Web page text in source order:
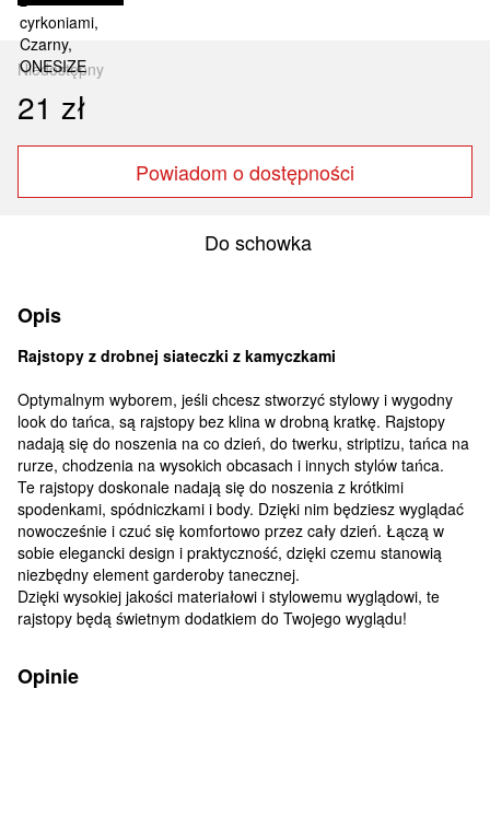
Niedostępny
21 zł
Powiadom o dostępności
Do schowka
Opis
Rajstopy z drobnej siateczki z kamyczkami
Optymalnym wyborem, jeśli chcesz stworzyć stylowy i wygodny
look do tańca, są rajstopy bez klina w drobną kratkę. Rajstopy
nadają się do noszenia na co dzień, do twerku, striptizu, tańca na
rurze, chodzenia na wysokich obcasach i innych stylów tańca.
Te rajstopy doskonale nadają się do noszenia z krótkimi
spodenkami, spódniczkami i body. Dzięki nim będziesz wyglądać
nowocześnie i czuć się komfortowo przez cały dzień. Łączą w
sobie elegancki design i praktyczność, dzięki czemu stanowią
niezbędny element garderoby tanecznej.
Dzięki wysokiej jakości materiałowi i stylowemu wyglądowi, te
rajstopy będą świetnym dodatkiem do Twojego wyglądu!
Opinie